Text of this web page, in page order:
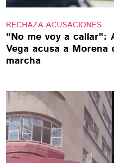
RECHAZA ACUSACIONES
"No me voy a callar":
Vega acusa a Morena
marcha